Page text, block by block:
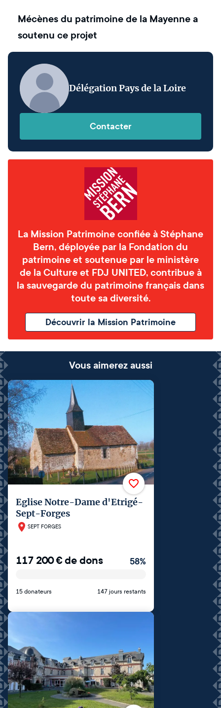
Mécènes du patrimoine de la Mayennea
soutenu ce projet
Délégation Pays de la Loire
Contacter
La Mission Patrimoine confiée à Stéphane
Bern, déployée par la Fondation du
patrimoine et soutenue par le ministère
de la Culture et FDJ UNITED, contribue à
la sauvegarde du patrimoine français dans
toute sa diversité.
Découvrir la Mission Patrimoine
Vous aimerez aussi
Eglise Notre-Dame d'Etrigé-
Sept-Forges
SEPT FORGES
117 200€de dons 58%
15 donateurs 147 jours restants